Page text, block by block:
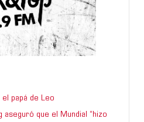
papá de Leo
aseguró que el Mundial “hizo